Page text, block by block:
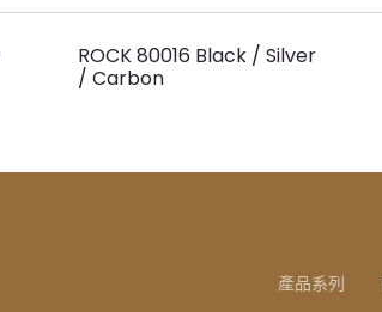
ROCK 80016 Black / Silver
/ Carbon
產品系列